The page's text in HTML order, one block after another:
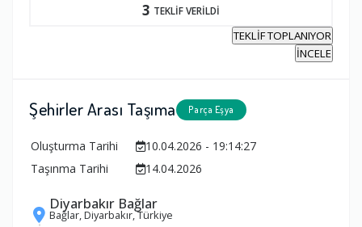
3 TEKLİF VERİLDİ
TEKLİF TOPLANIYOR
İNCELE
Şehirler Arası Taşıma Parça Eşya
Oluşturma Tarihi
10.04.2026 - 19:14:27
Taşınma Tarihi
14.04.2026
Diyarbakır Bağlar
Bağlar, Diyarbakır, Türkiye